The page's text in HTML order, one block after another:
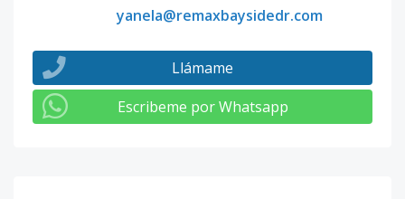
yanela@remaxbaysidedr.com
Llámame
Escribeme por Whatsapp